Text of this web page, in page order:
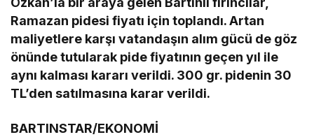
Ramazan pidesi fiyatı için toplandı. Artan
maliyetlere karşı vatandaşın alım gücü de göz
önünde tutularak pide fiyatının geçen yıl ile
aynı kalması kararı verildi. 300 gr. pidenin 30
TL’den satılmasına karar verildi.
BARTINSTAR/EKONOMİ